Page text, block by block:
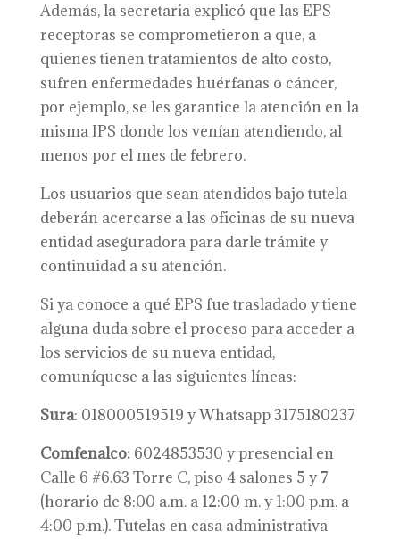
Además, la secretaria explicó que las EPS
receptoras se comprometieron a que, a
quienes tienen tratamientos de alto costo,
sufren enfermedades huérfanas o cáncer,
por ejemplo, se les garantice la atención en la
misma IPS donde los venían atendiendo, al
menos por el mes de febrero.
Los usuarios que sean atendidos bajo tutela
deberán acercarse a las oficinas de su nueva
entidad aseguradora para darle trámite y
continuidad a su atención.
Si ya conoce a qué EPS fue trasladado y tiene
alguna duda sobre el proceso para acceder a
los servicios de su nueva entidad,
comuníquese a las siguientes líneas:
Sura: 018000519519 y Whatsapp 3175180237
Comfenalco: 6024853530 y presencial en
Calle 6 #6.63 Torre C, piso 4 salones 5 y 7
(horario de 8:00 a.m. a 12:00 m. y 1:00 p.m. a
4:00 p.m.). Tutelas en casa administrativa